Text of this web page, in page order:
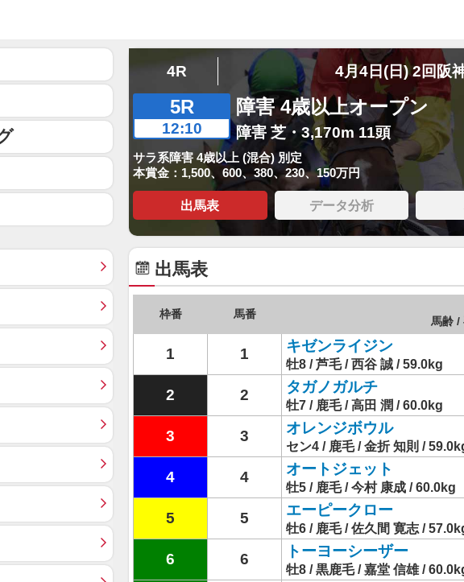
4R 4月4日(日) 2回阪
5R
12:10
障害 4歳以上オープン
障害 芝・3,170m 11頭
サラ系障害 4歳以上 (混合) 別定
本賞金：1,500、600、380、230、150万円
出馬表 データ分析
出馬表
枠番 馬番
馬齢 /
1 1 キゼンライジン
牡8 / 芦毛 / 西谷 誠 / 59.0kg
2 2 タガノガルチ
牡7 / 鹿毛 / 高田 潤 / 60.0kg
3 3 オレンジボウル
セン4 / 鹿毛 / 金折 知則 /
4 4 オートジェット
牡5 / 鹿毛 / 今村 康成 / 60.0kg
5 5 エーピークロー
牡6 / 鹿毛 / 佐久間 寛志 /
6 6 トーヨーシーザー
牡8 / 黒鹿毛 / 嘉堂 信雄 /